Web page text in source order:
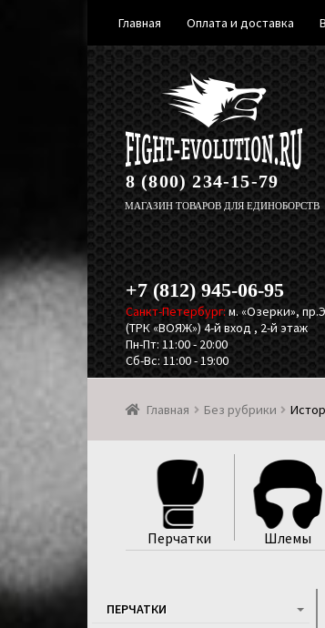
Перейти
к
навигации
Перейти
к
содержимому
8 (800) 234-15-79
МАГАЗИН ТОВАРОВ ДЛЯ ЕДИНОБОРСТВ
+7 (812) 945-06-95
Санкт-Петербург: м. «Озерки»,
(ТРК «ВОЯЖ») 4-й вход , 2-й этаж
Пн-Пт: 11:00 - 20:00
Сб-Вс: 11:00 - 19:00
Главная Без рубрики
Перчатки Шлемы
ПЕРЧАТКИ
Главная Оплата и доставка